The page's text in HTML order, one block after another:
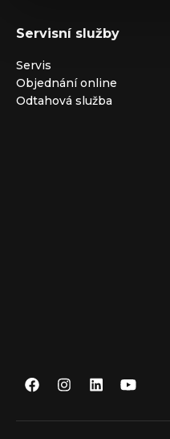
Servisní služby
Servis
Objednání online
Odtahová služba